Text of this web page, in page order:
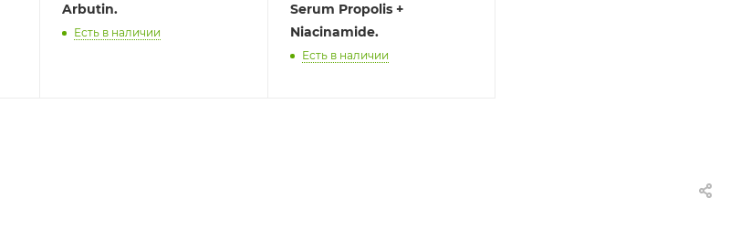
Arbutin.
Есть в наличии
Serum Propolis +
Niacinamidе.
Есть в наличии